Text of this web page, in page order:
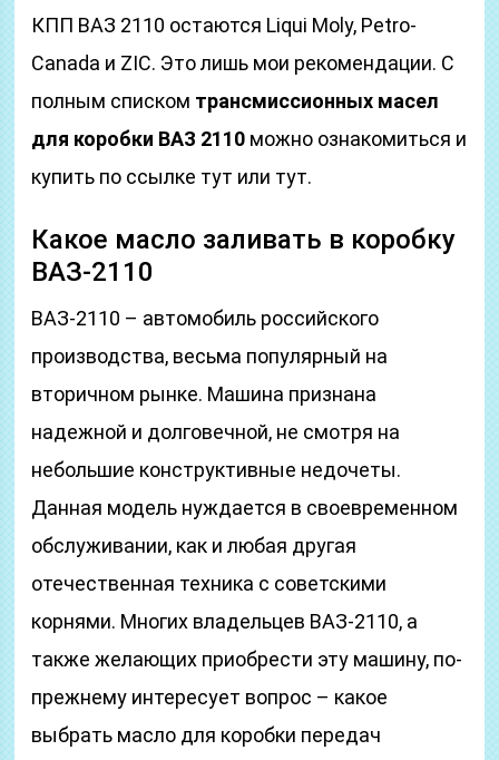
КПП ВАЗ 2110 остаются Liqui Moly, Petro-
Canada и ZIC. Это лишь мои рекомендации. С
полным списком трансмиссионных масел
для коробки ВАЗ 2110 можно ознакомиться и
купить по ссылке тут или тут.
Какое масло заливать в коробку
ВАЗ-2110
ВАЗ-2110 – автомобиль российского
производства, весьма популярный на
вторичном рынке. Машина признана
надежной и долговечной, не смотря на
небольшие конструктивные недочеты.
Данная модель нуждается в своевременном
обслуживании, как и любая другая
отечественная техника с советскими
корнями. Многих владельцев ВАЗ-2110, а
также желающих приобрести эту машину, по-
прежнему интересует вопрос – какое
выбрать масло для коробки передач